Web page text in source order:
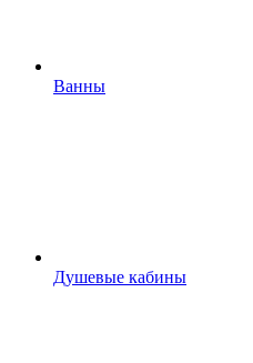
Ванны
Душевые кабины